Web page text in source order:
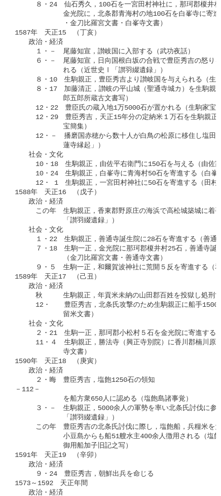
８・24　仙石秀久，100石を一宮田村神社に，那珂郡榎井村
金光院に，北条郡青海村の地100石を白峯寺に寄進す
・金刀比羅宮文書・白峯寺文書）
1587年　天正15　（丁亥）
政治・経済
１・－　尾藤知宣，讃岐国に入部する（武功夜話）
６・－　尾藤知宣，日向国根白坂の合戦で豊臣秀吉の怒りを
れる（近世史Ⅰ「讃羽綴遺録」）
８・10　生駒親正，豊臣秀吉より讃岐国を与えられる（生
８・17　加藤清正，讃岐の平山城（聖通寺城カ）を生駒親
郎五郎所蔵古文書写）
12・22　豊臣氏の蔵入地1万5000石が置かれる（生駒家宝
12・29　豊臣秀吉，天正15年分の定納米１万石を生駒親正
宝簡集）
12・－　播磨国赤穂から数十人が白鳥の松原に移住し塩田
蓮寺縁起」）
社会・文化
10・18　生駒親正，由佐平右衛門に150石を与える（由佐
10・24　生駒親正，白峯寺に青海村50石を寄進する（白峯
12・ 1　生駒親正，一宮田村神社に50石を寄進する（田村
1588年　天正16　（戊子）
政治・経済
この年　生駒親正，香東郡野原庄の海浜で高松城築城に着
「讃羽綴遺録」）
社会・文化
１・22　生駒親正，善通寺誕生院に28石を寄進する（善通
７・18　生駒一正，金光院に那珂郡榎井村25石，善通寺誕
（金刀比羅宮文書・善通寺文書）
９・５　生駒一正，和爾賀波神社に荒開５反を寄進する（和
1589年　天正17　（己丑）
政治・経済
秋　　　生駒親正，年貢米未納の山田郡百姓を投獄し処刑
12・　　豊臣秀吉，北条氏攻撃のため生駒親正に船手1500
留米文書）
社会・文化
２・21　生駒一正，那珂郡小松村５石を金光院に寄進する
11・４　生駒親正，勝法寺（興正寺別院）に香川郡楠川原
寺文書）
1590年　天正18　（庚寅）
政治・経済
２・晦　豊臣秀吉，塩飽1250石の領知
－112－
を船方衆650人に認める（塩飽島諸事覚）
３・－　生駒親正，5000余人の軍勢を率い北条氏討伐に参
「讃羽綴遺録」）
この年　豊臣秀吉の北条氏討伐に際し，塩飽船，兵糧米を大
小豆島からも船51艘水主400余人徴用される（塩飽島
御用船加子旧記之写）
1591年　天正19　（辛卯）
政治・経済
９・24　豊臣秀吉，朝鮮出兵を命じる
1573～1592　天正年間
政治・経済